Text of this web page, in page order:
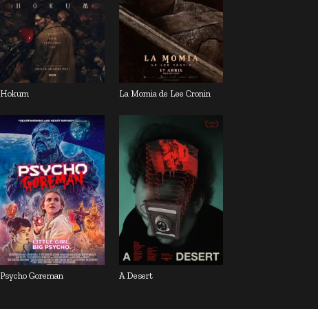
Hokum La Momia de Lee Cronin
Psycho Goreman A Desert